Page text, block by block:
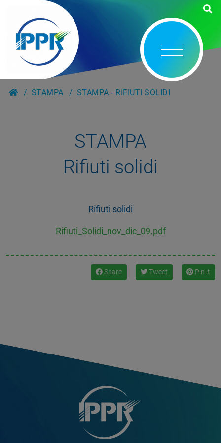
STAMPA STAMPA - RIFIUTI SOLIDI
STAMPA
Rifiuti solidi
Rifiuti solidi
Rifiuti_Solidi_nov_dic_09.pdf
Share Tweet Pin it